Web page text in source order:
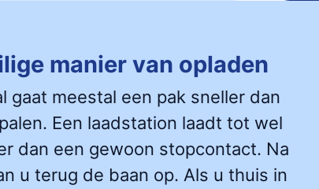
manier van opladen
gaat meestal een pak sneller dan
Een laadstation laadt tot wel
dan een gewoon stopcontact. Na
u terug de baan op. Als u thuis in